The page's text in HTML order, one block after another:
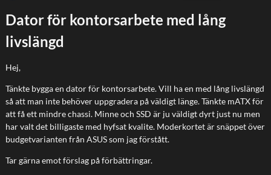
Dator för kontorsarbete med lång
livslängd
Hej,
Tänkte bygga en dator för kontorsarbete. Vill ha en med lång livslängd
så att man inte behöver uppgradera på väldigt länge. Tänkte mATX för
att få ett mindre chassi. Minne och SSD är ju väldigt dyrt just nu men
har valt det billigaste med hyfsat kvalite. Moderkortet är snäppet över
budgetvarianten från ASUS som jag förstått.
Tar gärna emot förslag på förbättringar.